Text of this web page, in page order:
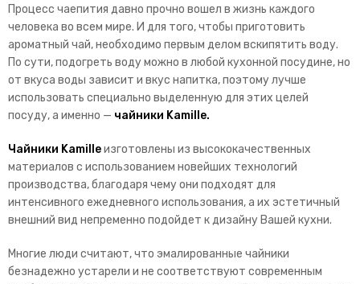
Процесс чаепития давно прочно вошел в жизнь каждого
человека во всем мире. И для того, чтобы приготовить
ароматный чай, необходимо первым делом вскипятить воду.
По сути, подогреть воду можно в любой кухонной посудине, но
от вкуса воды зависит и вкус напитка, поэтому лучше
использовать специально выделенную для этих целей
посуду, а именно — чайники Kamille.
Чайники Kamilleизготовлены из высококачественных
материалов с использованием новейших технологий
производства, благодаря чему они подходят для
интенсивного ежедневного использования, а их эстетичный
внешний вид непременно подойдет к дизайну Вашей кухни.
Многие люди считают, что эмалированные чайники
безнадежно устарели и не соответствуют современным